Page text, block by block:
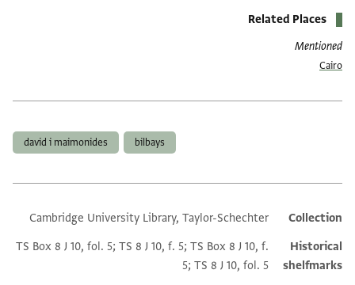
Related Places
Mentioned
Cairo
bilbays
david i maimonides
Additional metadata
Collection
Cambridge University Library, Taylor-Schechter
Historical
shelfmarks
TS Box 8 J 10, fol. 5; TS 8 J 10, f. 5; TS Box 8 J 10, f.
5; TS 8 J 10, fol. 5